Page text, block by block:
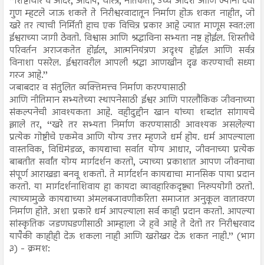
गुण म्हटले जाऊ शकते ते निरीश्वरवादातून निर्माण होऊ शकत नाहीत, जो
खरे तर त्याची निर्मिती हाच एक विचित्र प्रकार आहे ज्यात माणूस स्वत:ला
ईश्वराच्या जागी ठेवतो. विश्वास आणि श्रद्धाविना सभ्यता नष्ट होईल. शिस्तीचे
परिवर्तन अराजकतेत होईल, आत्मनियंत्रण अदृश्य होईल आणि सर्वत्र
विनाशा पसरेल. ईश्वरावरील आपली श्रद्धा आणखीन दृढ करण्याची सध्या
गरज आहे.’’
जबाबदार व संतुलित व्यक्तिमत्त्व निर्माण करण्यासाठी
आणि नीतिमान सभ्यतेच्या स्थापनेसाठी ईश्वर आणि पारलौकिक जीवनाच्या
संकल्पनेची आवश्यकता आहे. वहीदुद्दीन खान यांच्या शब्दांत सांगायचे
झाले तर, ‘‘खरे तर सभ्यता निर्माण करण्यासाठी आवश्यक असलेल्या
प्रत्येक गोष्टीचे एकमेव आणि योग्य उत्तर म्हणजे धर्म होय. धर्म आपल्याला
वास्तविक, विधिमंडळ, कायद्याचा सर्वात योग्य आधार, जीवनाच्या प्रत्येक
बाबतीत सर्वांत योग्य मार्गदर्शन करतो, ज्याच्या प्रकाशात आपण जीवनाचा
संपूर्ण आराखडा बनवू शकतो. ते मार्गदर्शन कायद्याचा मानसिक पाया प्रदान
करतो. या मार्गदर्शनाशिवाय हा कायदा व्यावहारिकदृष्ट्या निरुपयोगी ठरतो.
त्याच्यामुळे कायद्याच्या अंमलबजावणीकरिता समाजात अनुकूल वातावरण
निर्माण होते. अशा प्रकारे धर्म आपल्याला सर्व काही प्रदान करतो. आपल्या
सांस्कृतिक जडणघडणीसाठी आम्हाला जे हवे आहे ते देतो तर निरीश्वरवाद
यापैकी काहीही देऊ शकला नाही आणि खरोखर देऊ शकत नाही.’’ (भाग
३) - क्रमश: